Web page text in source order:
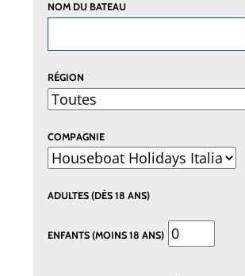
NOM DU BATEAU
RÉGION
COMPAGNIE
ADULTES (DÈS 18 ANS)
ENFANTS (MOINS 18 ANS)